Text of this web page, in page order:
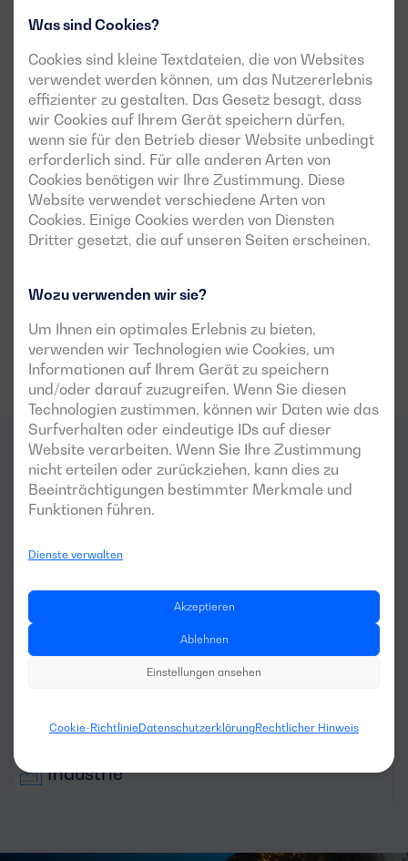
Was sind Cookies?
Cookies sind kleine Textdateien, die von Websites
verwendet werden können, um das Nutzererlebnis
effizienter zu gestalten. Das Gesetz besagt, dass
wir Cookies auf Ihrem Gerät speichern dürfen,
wenn sie für den Betrieb dieser Website unbedingt
erforderlich sind. Für alle anderen Arten von
Cookies benötigen wir Ihre Zustimmung. Diese
Website verwendet verschiedene Arten von
Cookies. Einige Cookies werden von Diensten
Dritter gesetzt, die auf unseren Seiten erscheinen.
Wozu verwenden wir sie?
Um Ihnen ein optimales Erlebnis zu bieten,
verwenden wir Technologien wie Cookies, um
Informationen auf Ihrem Gerät zu speichern
und/oder darauf zuzugreifen. Wenn Sie diesen
Technologien zustimmen, können wir Daten wie das
Surfverhalten oder eindeutige IDs auf dieser
Website verarbeiten. Wenn Sie Ihre Zustimmung
nicht erteilen oder zurückziehen, kann dies zu
Beeinträchtigungen bestimmter Merkmale und
Funktionen führen.
Dienste verwalten
Akzeptieren
Ablehnen
Einstellungen ansehen
Cookie-RichtlinieDatenschutzerklärungRechtlicher Hinweis
Für welcheBereicheist dieser
Generator am besten
Industrie